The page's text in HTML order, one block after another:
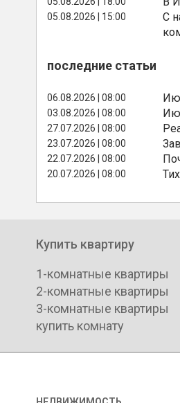
05.08.2026 | 15:00
С
последние статьи
06.08.2026 | 08:00
03.08.2026 | 08:00
27.07.2026 | 08:00
23.07.2026 | 08:00
22.07.2026 | 08:00
20.07.2026 | 08:00
Купить квартиру
1-комнатные квартиры
2-комнатные квартиры
3-комнатные квартиры
купить комнату